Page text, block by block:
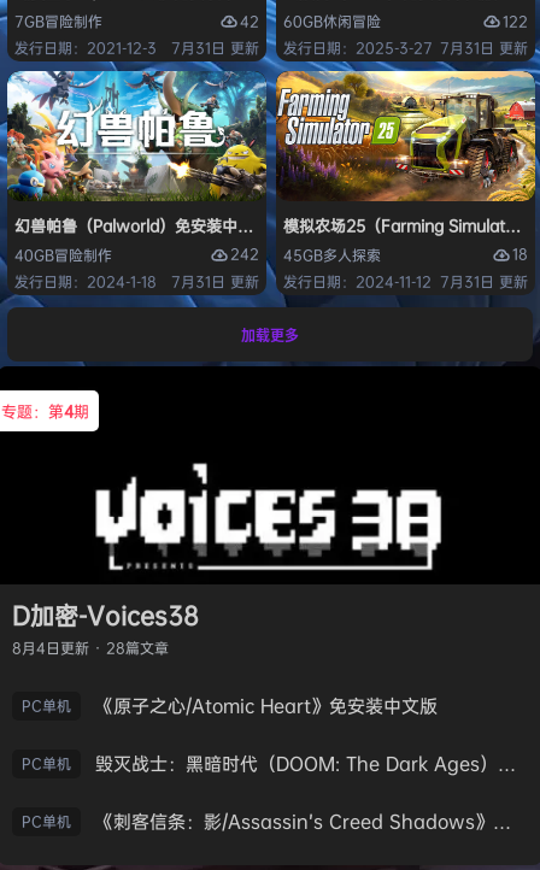
7GB冒险制作
42
发行日期：2021-12-3
7月31日 更新
60GB休闲冒险
122
发行日期：2025-3-27 7月31日 更新
幻兽帕鲁（Palworld）免安装中文版
40GB冒险制作
242
发行日期：2024-1-18
7月31日 更新
模拟农场25（Farming Simulator
45GB多人探索
18
发行日期：2024-11-12 7月31日 更新
加载更多
专题：第4期
D加密-Voices38
8月4日更新 · 28篇文章
PC单机 《原子之心/Atomic Heart》免安装中文版
PC单机 毁灭战士：黑暗时代（DOOM: The Dark Ages）免安装中文版
PC单机 《刺客信条：影/Assassin’s Creed Shadows》免安装版，非虚拟机